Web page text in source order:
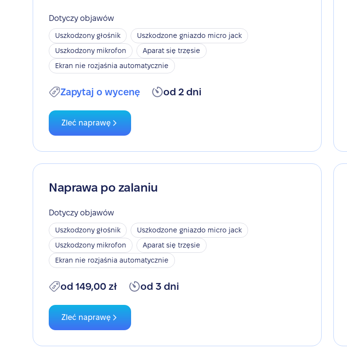
Dotyczy objawów
Uszkodzony głośnik
Uszkodzone gniazdo micro jack
Uszkodzony mikrofon
Aparat się trzęsie
Ekran nie rozjaśnia automatycznie
Zapytaj o wycenę od 2 dni
Zleć naprawę
Naprawa po zalaniu
Dotyczy objawów
Uszkodzony głośnik
Uszkodzone gniazdo micro jack
Uszkodzony mikrofon
Aparat się trzęsie
Ekran nie rozjaśnia automatycznie
od 149,00 zł od 3 dni
Zleć naprawę